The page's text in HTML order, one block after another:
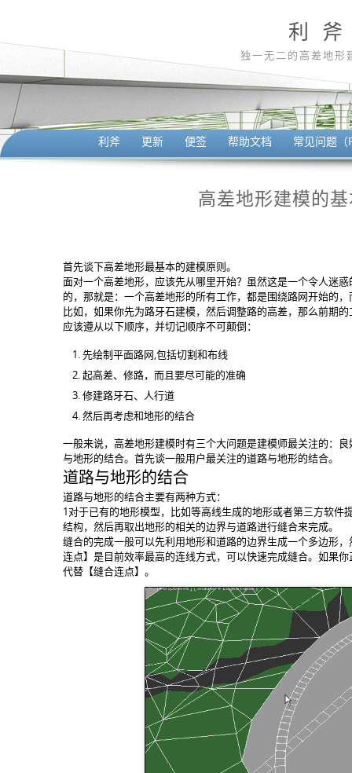
利 斧
独一无二的高差地形
利斧 更新 便签 帮助文档 常见问题（
高差地形建模的
首先谈下高差地形最基本的建模原则。
面对一个高差地形，应该先从哪里开始？虽然这是一个令人迷
的，那就是：一个高差地形的所有工作，都是围绕路网开始的
比如，如果你先为路牙石建模，然后调整路的高差，那么前期
应该遵从以下顺序，并切记顺序不可颠倒：
先绘制平面路网,包括切割和布线
起高差、修路，而且要尽可能的准确
修建路牙石、人行道
然后再考虑和地形的结合
一般来说，高差地形建模时有三个大问题是建模师最关注的：
与地形的结合。首先谈一般用户最关注的道路与地形的结合。
道路与地形的结合
道路与地形的结合主要有两种方式：
1对于已有的地形模型，比如等高线生成的地形或者第三方软件
结构，然后再取出地形的相关的边界与道路进行缝合来完成。
缝合的完成一般可以先利用地形和道路的边界生成一个多边形
连点】是目前效率最高的连线方式，可以快速完成缝合。如果
代替【缝合连点】。